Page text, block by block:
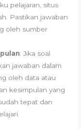
pelajaran, situs
Pastikan jawaban
oleh sumber
: Jika soal
jawaban dalam
oleh data atau
kesimpulan yang
tepat dan